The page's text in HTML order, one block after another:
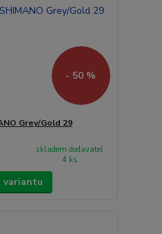
- 50 %
Grey/Gold 29
skladem dodavatel
4 ks